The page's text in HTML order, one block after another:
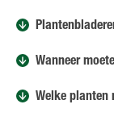
Wanneer
Welke planten